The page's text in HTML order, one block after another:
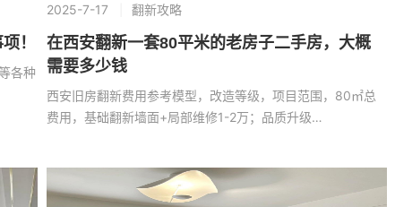
！
各种
2025-7-17 翻新攻略
在西安翻新一套80平米的老房子二手房，大概
需要多少钱
西安旧房翻新费用参考模型，改造等级，项目范围，80㎡总
费用，基础翻新墙面+局部维修1-2万；品质升级…